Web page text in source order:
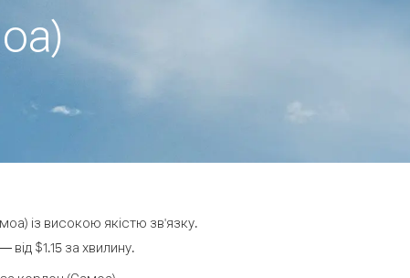
із високою якістю зв'язку.
$1.15 за хвилину.